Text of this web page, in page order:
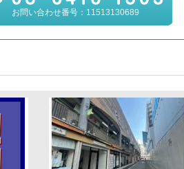
お問い合わせ番号：11513130689